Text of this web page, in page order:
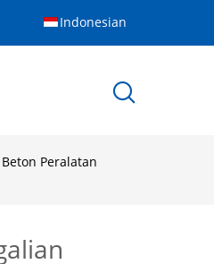
Indonesian
Peralatan